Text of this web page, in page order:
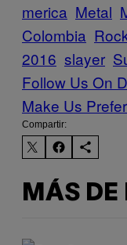
merica Metal
Colombia
2016 slayer
Follow Us On
Make Us
Compartir:
MÁS